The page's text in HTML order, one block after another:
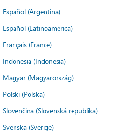
Español (Argentina)
Español (Latinoamérica)
Français (France)
Indonesia (Indonesia)
Magyar (Magyarország)
Polski (Polska)
Slovenčina (Slovenská republika)
Svenska (Sverige)